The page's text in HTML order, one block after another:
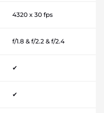
4320 x 30 fps
f/1.8 & f/2.2 & f/2.4
✔
✔